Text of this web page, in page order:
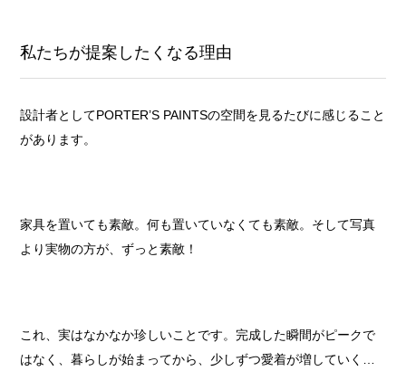
私たちが提案したくなる理由
設計者としてPORTER’S PAINTSの空間を見るたびに感じること
があります。
家具を置いても素敵。何も置いていなくても素敵。そして写真
より実物の方が、ずっと素敵！
これ、実はなかなか珍しいことです。完成した瞬間がピークで
はなく、暮らしが始まってから、少しずつ愛着が増していく…